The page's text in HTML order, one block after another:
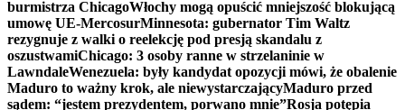
burmistrza ChicagoWłochy mogą opuścić mniejszość blokującą
umowę UE-MercosurMinnesota: gubernator Tim Waltz
rezygnuje z walki o reelekcję pod presją skandalu z
oszustwamiChicago: 3 osoby ranne w strzelaninie w
LawndaleWenezuela: były kandydat opozycji mówi, że obalenie
Maduro to ważny krok, ale niewystarczającyMaduro przed
sądem: “jestem prezydentem, porwano mnie”Rosja potępia